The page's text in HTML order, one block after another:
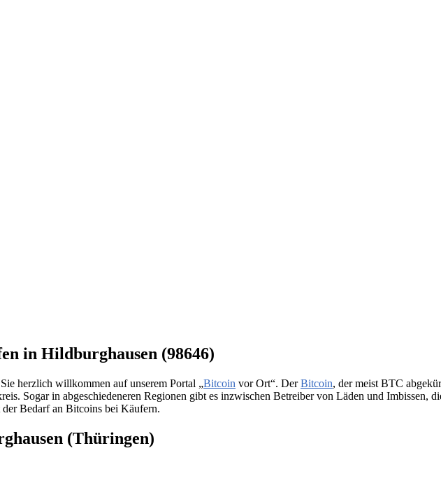
in Hildburghausen (98646)
herzlich willkommen auf unserem Portal „Bitcoin vor Ort“. DerBitcoin, der meist BTC
Sogar in abgeschiedeneren Regionen gibt es inzwischen Betreiber von Läden und Imbissen,
Bedarf an Bitcoins bei Käufern.
(Thüringen)